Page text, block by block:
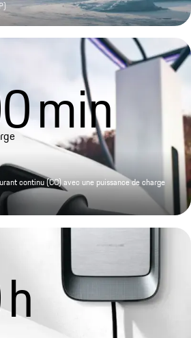
min
continu (CC) avec une puissance de charge
h